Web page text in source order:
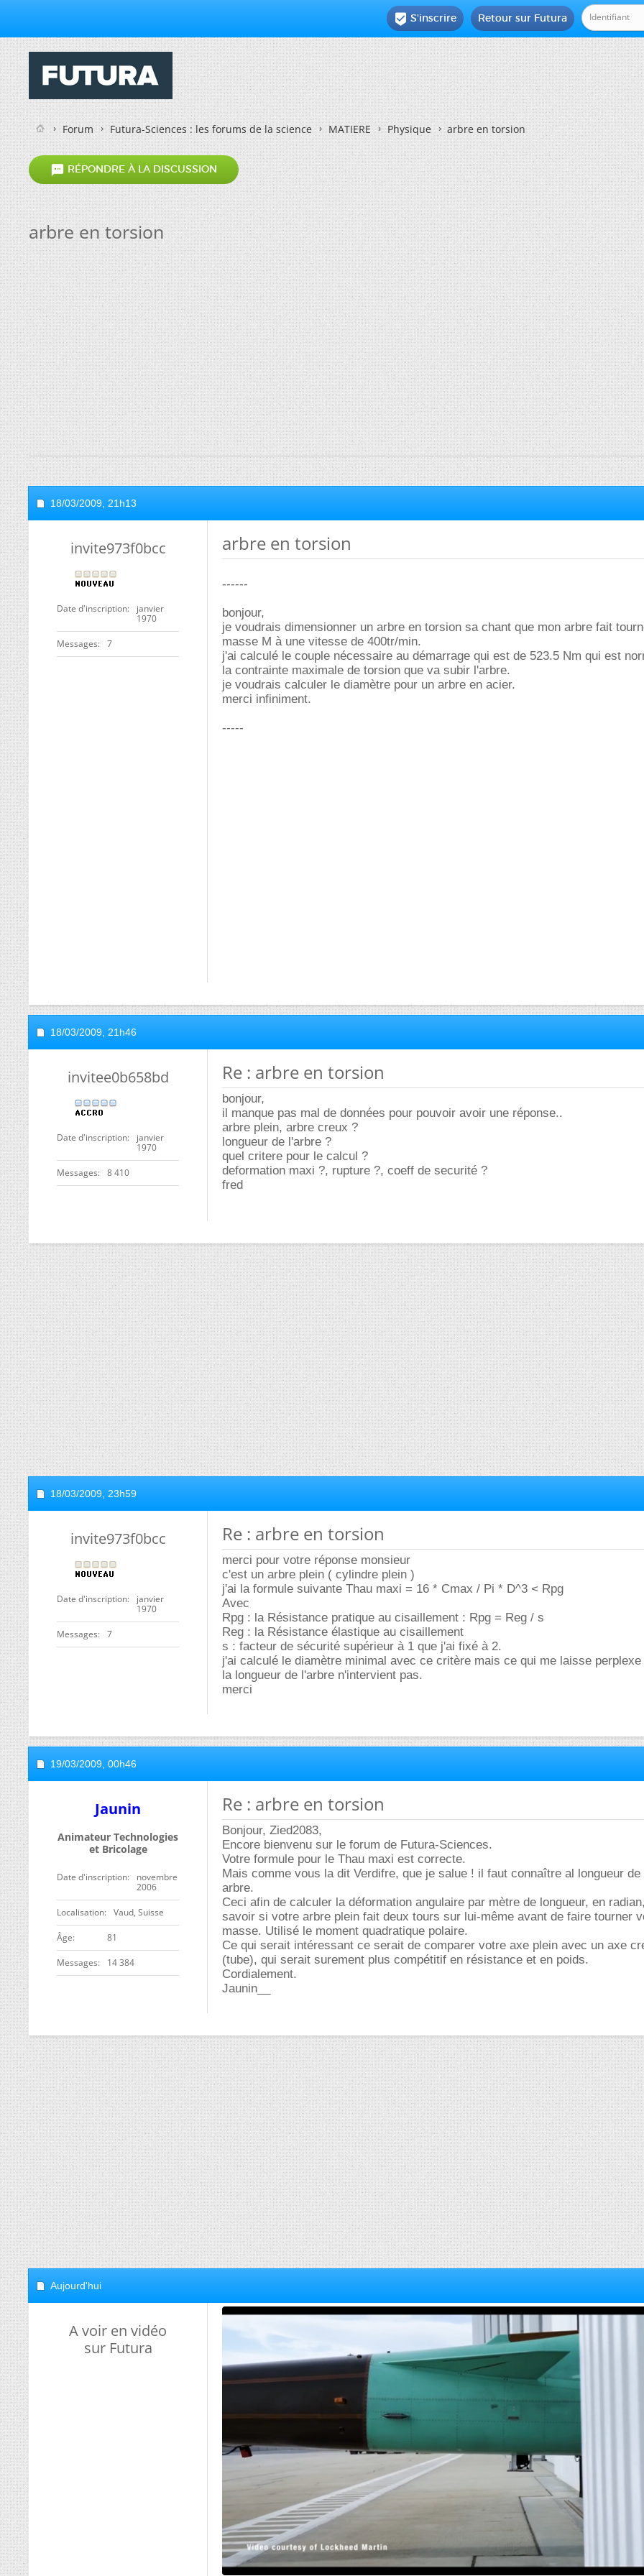
Retour sur Futura
 S'inscrire
Forum Futura-Sciences : les forums de la science MATIERE Physique arbre en torsion
 RÉPONDRE À LA DISCUSSION
arbre en torsion
18/03/2009, 21h13
invite973f0bcc
Date d'inscription
janvier
1970
Messages 7
arbre en torsion
------
bonjour,
je voudrais dimensionner un arbre en torsion sa chant que mon arbre fait
masse M à une vitesse de 400tr/min.
j'ai calculé le couple nécessaire au démarrage qui est de 523.5 Nm qui est
la contrainte maximale de torsion que va subir l'arbre.
je voudrais calculer le diamètre pour un arbre en acier.
merci infiniment.
-----
18/03/2009, 21h46
invitee0b658bd
Date d'inscription
janvier
1970
Messages 8 410
Re : arbre en torsion
bonjour,
il manque pas mal de données pour pouvoir avoir une réponse..
arbre plein, arbre creux ?
longueur de l'arbre ?
quel critere pour le calcul ?
deformation maxi ?, rupture ?, coeff de securité ?
fred
18/03/2009, 23h59
invite973f0bcc
Date d'inscription
janvier
1970
Messages 7
Re : arbre en torsion
merci pour votre réponse monsieur
c'est un arbre plein ( cylindre plein )
j'ai la formule suivante Thau maxi = 16 * Cmax / Pi * D^3 < Rpg
Avec
Rpg : la Résistance pratique au cisaillement : Rpg = Reg / s
Reg : la Résistance élastique au cisaillement
s : facteur de sécurité supérieur à 1 que j'ai fixé à 2.
j'ai calculé le diamètre minimal avec ce critère mais ce qui me laisse
la longueur de l'arbre n'intervient pas.
merci
19/03/2009, 00h46
Jaunin
Animateur Technologies
et Bricolage
Date d'inscription
novembre
2006
Localisation Vaud, Suisse
ge 81
Messages 14 384
Re : arbre en torsion
Bonjour, Zied2083,
Encore bienvenu sur le forum de Futura-Sciences.
Votre formule pour le Thau maxi est correcte.
Mais comme vous la dit Verdifre, que je salue ! il faut connaître al longueur de
arbre.
Ceci afin de calculer la déformation angulaire par mètre de longueur, en
savoir si votre arbre plein fait deux tours sur lui-même avant de faire tourner
masse. Utilisé le moment quadratique polaire.
Ce qui serait intéressant ce serait de comparer votre axe plein avec un axe
(tube), qui serait surement plus compétitif en résistance et en poids.
Cordialement.
Jaunin__
Aujourd'hui
A voir en vidéo
sur Futura